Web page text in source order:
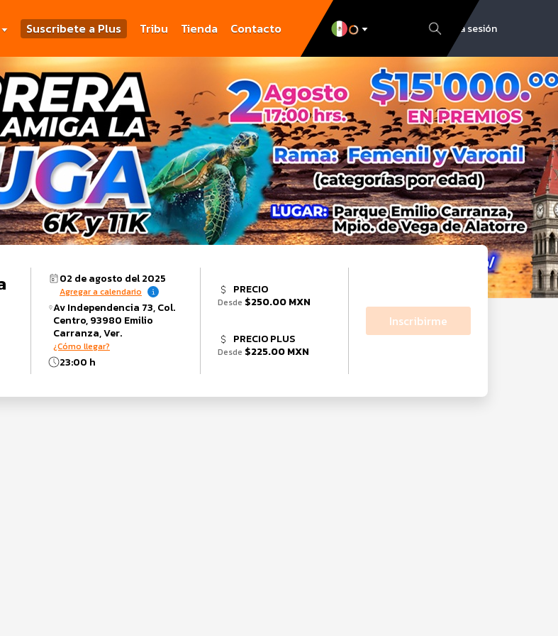
Suscribete a Plus Tribu Tienda Contacto Inicia sesión
02 de agosto del 2025
Agregar a calendario
Av Independencia 73, Col.
Centro, 93980 Emilio
Carranza, Ver.
¿Cómo llegar?
23:00 h
PRECIO
Desde $250.00 MXN
PRECIO PLUS
Desde $225.00 MXN
Inscribirme